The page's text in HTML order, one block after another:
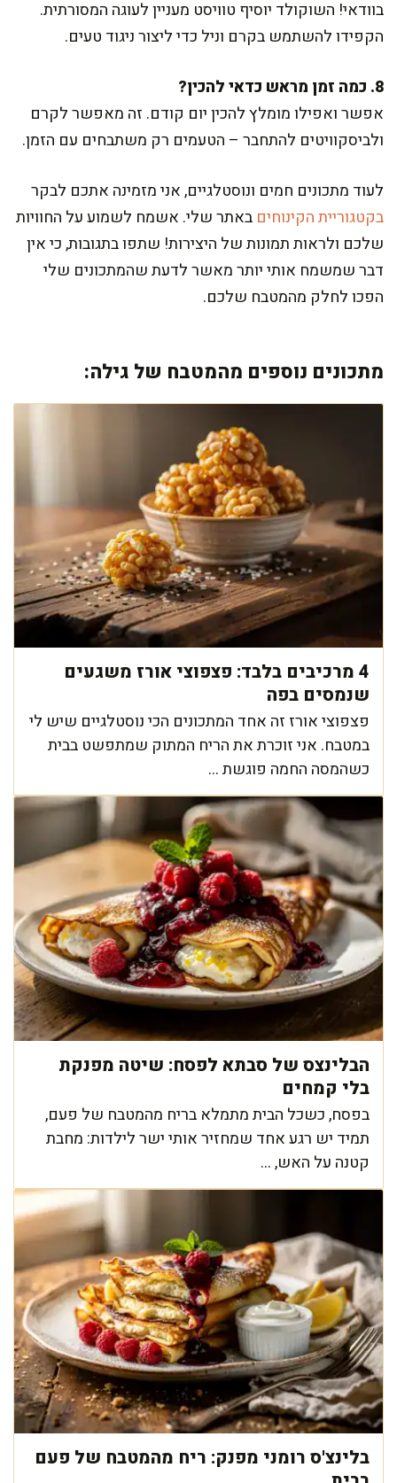
בוודאי! השוקולד יוסיף טוויסט מעניין לעוגה המסורתית.
הקפידו להשתמש בקרם וניל כדי ליצור ניגוד טעים.
8. כמה זמן מראש כדאי להכין?
אפשר ואפילו מומלץ להכין יום קודם. זה מאפשר לקרם
ולביסקוויטים להתחבר – הטעמים רק משתבחים עם הזמן.
לעוד מתכונים חמים ונוסטלגיים, אני מזמינה אתכם לבקר
בקטגוריית הקינוחים באתר שלי. אשמח לשמוע על החוויות
שלכם ולראות תמונות של היצירות! שתפו בתגובות, כי אין
דבר שמשמח אותי יותר מאשר לדעת שהמתכונים שלי
הפכו לחלק מהמטבח שלכם.
מתכונים נוספים מהמטבח של גילה:
4 מרכיבים בלבד: פצפוצי אורז משגעים
שנמסים בפה
פצפוצי אורז זה אחד המתכונים הכי נוסטלגיים שיש לי
במטבח. אני זוכרת את הריח המתוק שמתפשט בבית
כשהמסה החמה פוגשת ...
הבלינצס של סבתא לפסח: שיטה מפנקת
בלי קמחים
בפסח, כשכל הבית מתמלא בריח מהמטבח של פעם,
תמיד יש רגע אחד שמחזיר אותי ישר לילדות: מחבת
קטנה על האש, ...
בלינצ'ס רומני מפנק: ריח מהמטבח של פעם